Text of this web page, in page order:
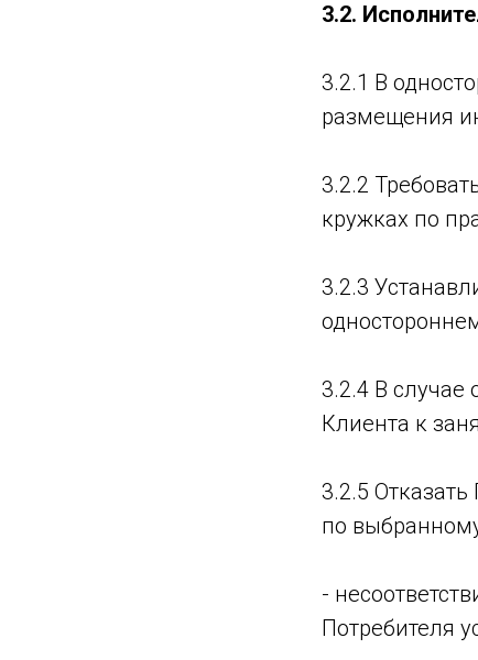
3.2.
3.2.1 В
размещения
3.2.2
кружках по
3.2.3
3.2.4 В случае
Клиента к
3.2.5
по
-
Потребителя